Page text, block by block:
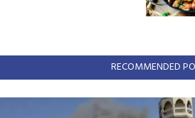
RECOMMENDED